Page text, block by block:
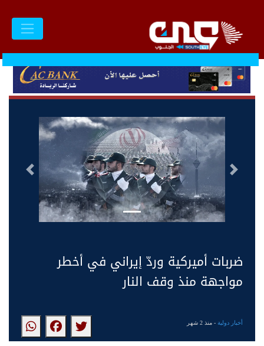
التالى السابق
ضربات أميركية وردّ إيراني في أخطر
مواجهة منذ وقف النار
أخبار دولية- منذ 2 شهر